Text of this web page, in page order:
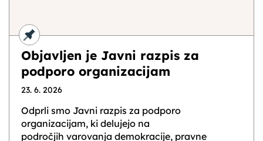
Objavljen je Javni razpis za
podporo organizacijam
23. 6. 2026
Odprli smo Javni razpis za podporo
organizacijam, ki delujejo na
področjih varovanja demokracije, pravne